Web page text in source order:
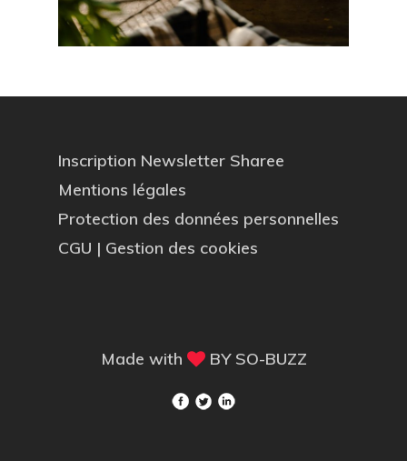
Inscription Newsletter Sharee
Mentions légales
Protection des données personnelles
CGU | Gestion des cookies
Made with BY SO-BUZZ